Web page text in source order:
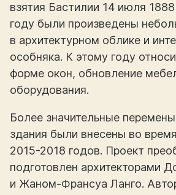
взятия Бастилии 14 июля
году были произведены
в архитектурном облике и
особняка. К этому году
форме окон, обновление
оборудования.
Более значительные
здания были внесены во
2015-2018 годов. Проект
подготовлен архитекторами
и Жаном-Франсуа Ланго.